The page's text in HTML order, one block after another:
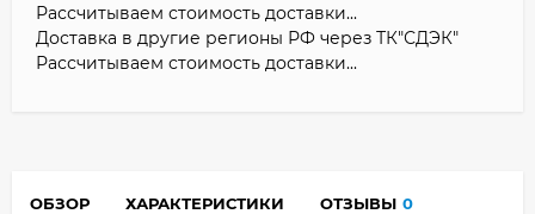
Рассчитываем стоимость доставки...
Доставка в другие регионы РФ через ТК"СДЭК"
Рассчитываем стоимость доставки...
ОБЗОР ХАРАКТЕРИСТИКИ ОТЗЫВЫ 0